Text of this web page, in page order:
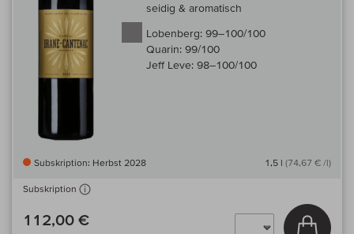
seidig & aromatisch
Lobenberg: 99–100/100
Quarin: 99/100
Jeff Leve: 98–100/100
Subskription: Herbst 2028 1,5 l (74,67 € /l)
Subskription
112,00 € In